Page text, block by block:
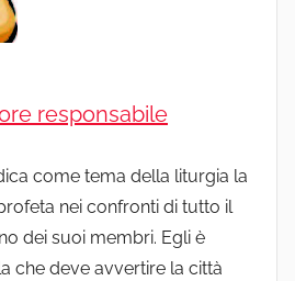
responsabile
come tema della liturgia la
nei confronti di tutto il
dei suoi membri. Egli è
che deve avvertire la città